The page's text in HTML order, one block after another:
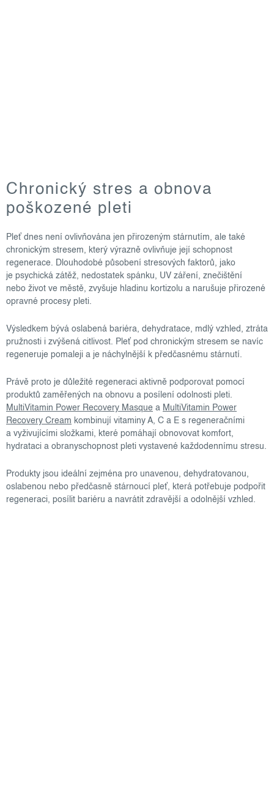
Chronický stres a obnova
poškozené pleti
Pleť dnes není ovlivňována jen přirozeným stárnutím, ale také
chronickým stresem, který výrazně ovlivňuje její schopnost
regenerace. Dlouhodobé působení stresových faktorů, jako
je psychická zátěž, nedostatek spánku, UV záření, znečištění
nebo život ve městě, zvyšuje hladinu kortizolu a narušuje přirozené
opravné procesy pleti.
Výsledkem bývá oslabená bariéra, dehydratace, mdlý vzhled, ztráta
pružnosti i zvýšená citlivost. Pleť pod chronickým stresem se navíc
regeneruje pomaleji a je náchylnější k předčasnému stárnutí.
Právě proto je důležité regeneraci aktivně podporovat pomocí
produktů zaměřených na obnovu a posílení odolnosti pleti.
MultiVitamin Power Recovery Masque a MultiVitamin Power
Recovery Cream kombinují vitaminy A, C a E s regeneračními
a vyživujícími složkami, které pomáhají obnovovat komfort,
hydrataci a obranyschopnost pleti vystavené každodennímu stresu.
Produkty jsou ideální zejména pro unavenou, dehydratovanou,
oslabenou nebo předčasně stárnoucí pleť, která potřebuje podpořit
regeneraci, posílit bariéru a navrátit zdravější a odolnější vzhled.